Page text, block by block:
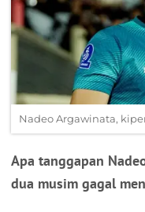
Nadeo Argawinata,
Apa tanggapan
dua musim gagal